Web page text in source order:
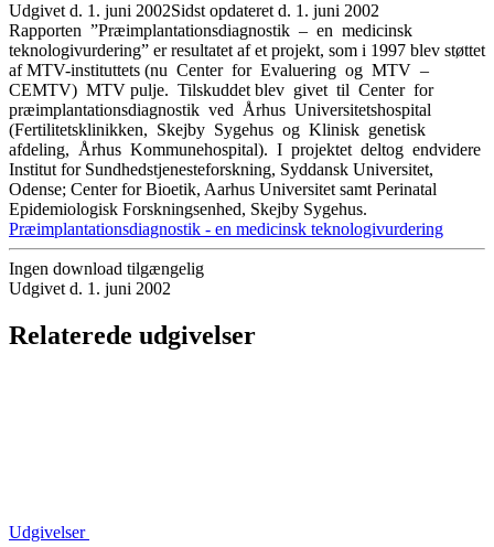
Udgivet d. 1. juni 2002Sidst opdateret d. 1. juni 2002
Rapporten ”Præimplantationsdiagnostik – en medicinsk
teknologivurdering” er resultatet af et projekt, som i 1997 blev støttet
af MTV-instituttets (nu Center for Evaluering og MTV –
CEMTV) MTV pulje. Tilskuddet blev givet til Center for
præimplantationsdiagnostik ved Århus Universitetshospital
(Fertilitetsklinikken, Skejby Sygehus og Klinisk genetisk
afdeling, Århus Kommunehospital). I projektet deltog endvidere
Institut for Sundhedstjenesteforskning, Syddansk Universitet,
Odense; Center for Bioetik, Aarhus Universitet samt Perinatal
Epidemiologisk Forskningsenhed, Skejby Sygehus.
Præimplantationsdiagnostik - en medicinsk teknologivurdering
Ingen download tilgængelig
Udgivet d. 1. juni 2002
Relaterede udgivelser
Udgivelser